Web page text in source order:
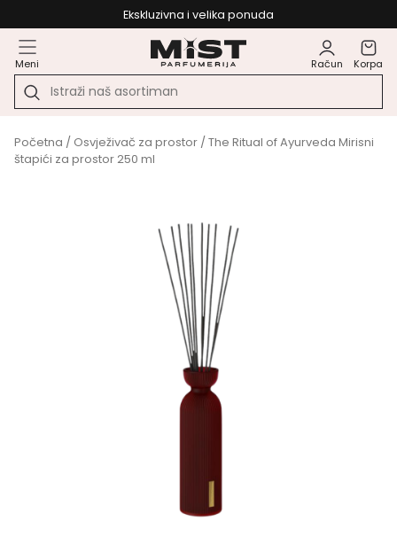
Ekskluzivna i velika ponuda
Meni Račun Korpa
Početna / Osvježivač za prostor / The Ritual of Ayurveda Mirisni
štapići za prostor 250 ml